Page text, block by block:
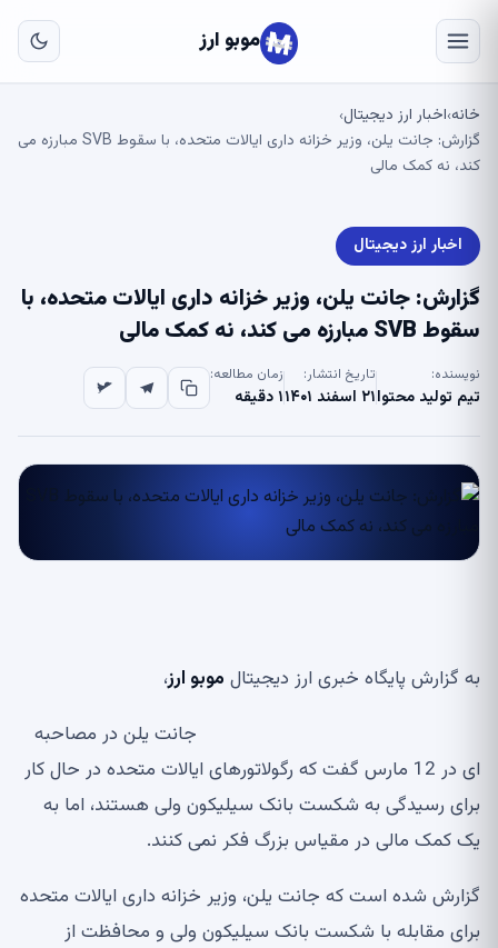
موبو ارز
خانه›اخبار ارز دیجیتال›
گزارش: جانت یلن، وزیر خزانه داری ایالات متحده، با سقوط SVB مبارزه می
کند، نه کمک مالی
اخبار ارز دیجیتال
گزارش: جانت یلن، وزیر خزانه داری ایالات متحده، با
سقوط SVB مبارزه می کند، نه کمک مالی
نویسنده:
تیم تولید محتوا
تاریخ انتشار:
۲۱ اسفند ۱۴۰۱
زمان مطالعه:
۱ دقیقه
به گزارش پایگاه خبری ارز دیجیتال موبو ارز،
جانت یلن در مصاحبه
ای در 12 مارس گفت که رگولاتورهای ایالات متحده در حال کار
برای رسیدگی به شکست بانک سیلیکون ولی هستند، اما به
یک کمک مالی در مقیاس بزرگ فکر نمی کنند.
گزارش شده است که جانت یلن، وزیر خزانه داری ایالات متحده
برای مقابله با شکست بانک سیلیکون ولی و محافظت از